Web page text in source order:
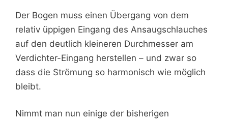
Der Bogen muss einen Übergang von dem
relativ üppigen Eingang des Ansaugschlauches
auf den deutlich kleineren Durchmesser am
Verdichter-Eingang herstellen – und zwar so
dass die Strömung so harmonisch wie möglich
bleibt.
Nimmt man nun einige der bisherigen